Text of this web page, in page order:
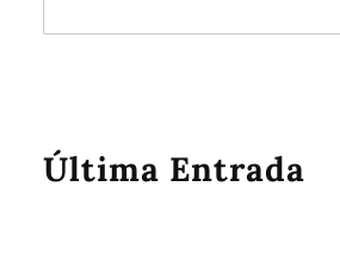
Última Entrada